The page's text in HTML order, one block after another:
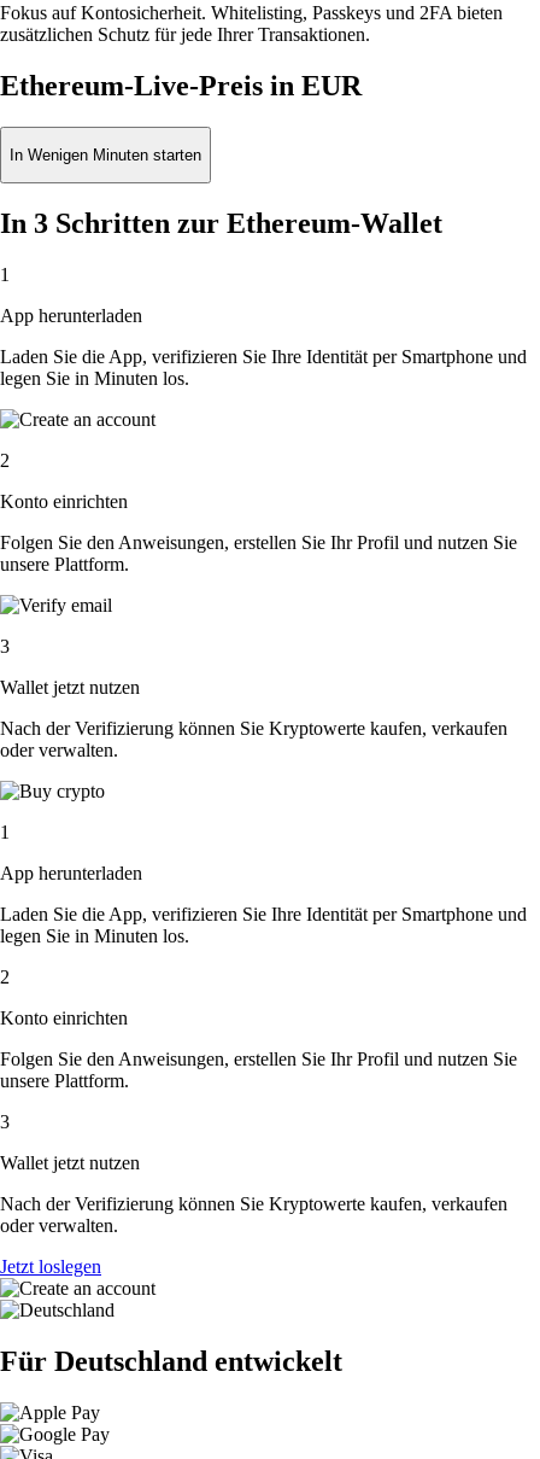
Fokus auf Kontosicherheit. Whitelisting, Passkeys und 2FA bieten
zusätzlichen Schutz für jede Ihrer Transaktionen.
Ethereum-Live-Preis in EUR
In Wenigen Minuten starten
In 3 Schritten zur Ethereum-Wallet
1
App herunterladen
Laden Sie die App, verifizieren Sie Ihre Identität per Smartphone und
legen Sie in Minuten los.
2
Konto einrichten
Folgen Sie den Anweisungen, erstellen Sie Ihr Profil und nutzen Sie
unsere Plattform.
3
Wallet jetzt nutzen
Nach der Verifizierung können Sie Kryptowerte kaufen, verkaufen
oder verwalten.
1
App herunterladen
Laden Sie die App, verifizieren Sie Ihre Identität per Smartphone und
legen Sie in Minuten los.
2
Konto einrichten
Folgen Sie den Anweisungen, erstellen Sie Ihr Profil und nutzen Sie
unsere Plattform.
3
Wallet jetzt nutzen
Nach der Verifizierung können Sie Kryptowerte kaufen, verkaufen
oder verwalten.
Jetzt loslegen
Für Deutschland entwickelt